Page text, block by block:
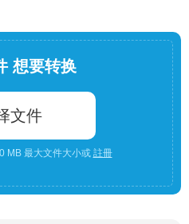
想要转换
文件
MB 最大文件大小或 註冊